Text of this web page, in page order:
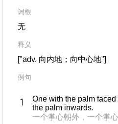
词根
无
释义
["adv. 向内地；向中心地"]
例句
One with the palm
the palm inwards.
一个掌心朝外，一个掌心